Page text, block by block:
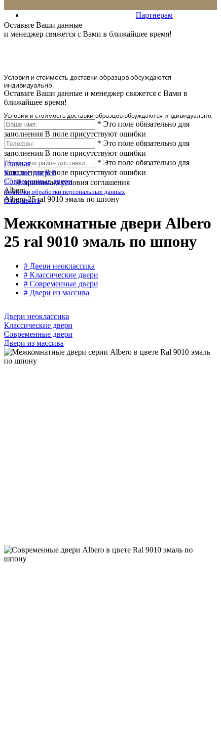
Партнерам
* Количество доставляемых образцов ограничено в 6 шт.
Оставьте Ваши данные
и менеджер свяжется с Вами в ближайшее время!
Условия и стоимость доставки образцов обсуждаются
индивидуально.
Оставьте Ваши данные и менеджер свяжется с Вами в
ближайшее время!
Условия и стоимость доставки образцов обсуждаются индивидуально.
* Это поле обязательно для
заполнения В поле присутствуют ошибки
* Это поле обязательно для
заполнения В поле присутствуют ошибки
* Это поле обязательно для
заполнения В поле присутствуют ошибки
Я принимаю условия соглашения
политики обработки персональных данных
Отправить
Главная
Каталог дверей
Современные двери
Albero
Albero 25 ral 9010 эмаль по шпону
Межкомнатные двери Albero
25 ral 9010 эмаль по шпону
# Двери неоклассика
# Классические двери
# Современные двери
# Двери из массива
Двери неоклассика
Классические двери
Современные двери
Двери из массива